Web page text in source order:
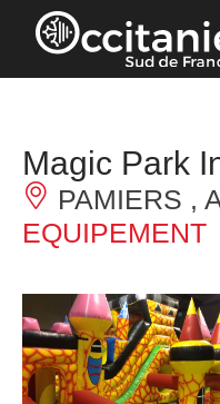
Panneau de gestion des
Magic Park
PAMIERS ,
EQUIPEMENT